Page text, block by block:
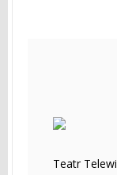
Teatr